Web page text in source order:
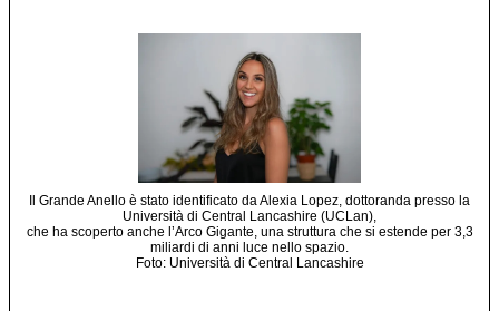
Il Grande Anello è stato identificato da Alexia Lopez, dottoranda presso la
Università di Central Lancashire (UCLan),
che ha scoperto anche l’Arco Gigante, una struttura che si estende per 3,3
miliardi di anni luce nello spazio.
Foto: Università di Central Lancashire